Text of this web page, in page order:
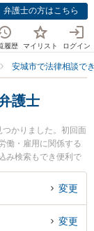
弁護士の方はこちら
履歴 マイリスト ログイン
安城市で法律相談で
護士
かりました。初回面
働・雇用に関係する
み検索もでき便利で
法律事務所の財前 か
注目されています。
律相談できる安城市
変更
変更